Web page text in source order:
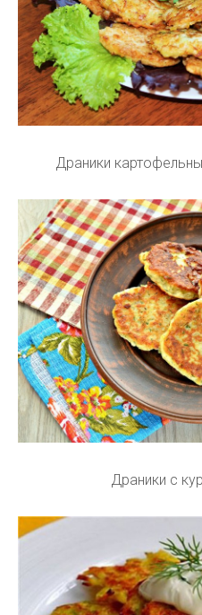
Драники
Драники с